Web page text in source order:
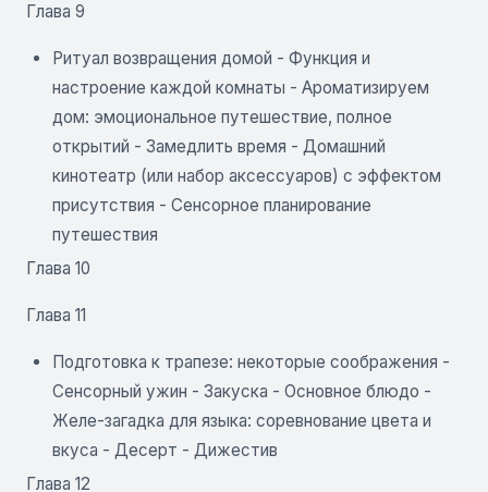
Глава 9
Ритуал возвращения домой - Функция и
настроение каждой комнаты - Ароматизируем
дом: эмоциональное путешествие, полное
открытий - Замедлить время - Домашний
кинотеатр (или набор аксессуаров) с эффектом
присутствия - Сенсорное планирование
путешествия
Глава 10
Глава 11
Подготовка к трапезе: некоторые соображения -
Сенсорный ужин - Закуска - Основное блюдо -
Желе-загадка для языка: соревнование цвета и
вкуса - Десерт - Дижестив
Глава 12